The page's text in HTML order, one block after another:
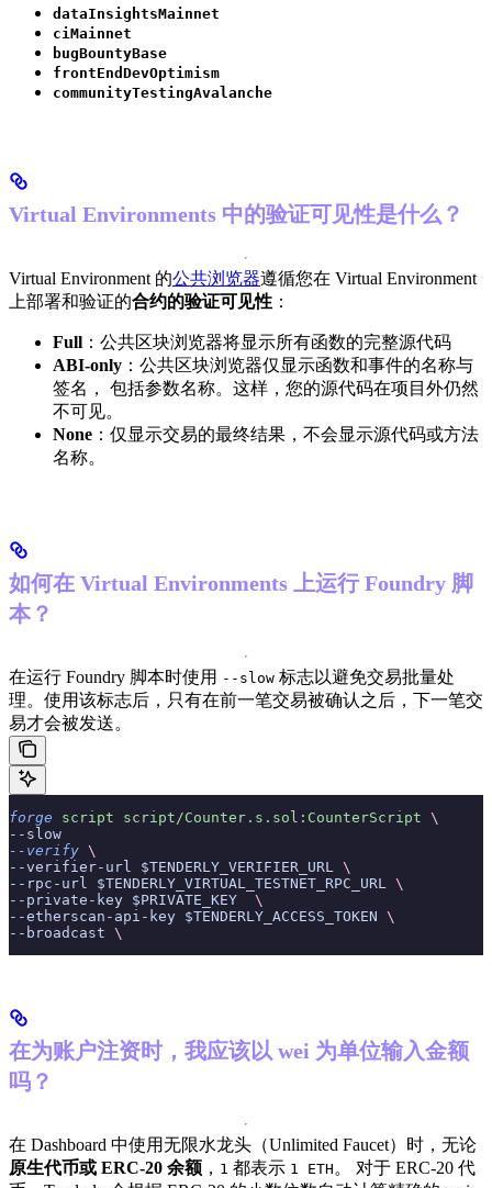
dataInsightsMainnet
ciMainnet
bugBountyBase
frontEndDevOptimism
communityTestingAvalanche
Virtual Environments 中的验证可见性是什么？
Virtual Environment 的公共浏览器遵循您在 Virtual Environment
上部署和验证的合约的验证可见性 ：
Full ：公共区块浏览器将显示所有函数的完整源代码
ABI-only ：公共区块浏览器仅显示函数和事件的名称与
签名， 包括参数名称。这样，您的源代码在项目外仍然
不可见。
None ：仅显示交易的最终结果，不会显示源代码或方法
名称。
如何在 Virtual Environments 上运行 Foundry 脚
本？
在运行 Foundry 脚本时使用 --slow 标志以避免交易批量处
理。使用该标志后，只有在前一笔交易被确认之后，下一笔交
易才会被发送。
forge script script/Counter.s.sol:CounterScript \
--slow
--verify \
--verifier-url $TENDERLY_VERIFIER_URL \
--rpc-url $TENDERLY_VIRTUAL_TESTNET_RPC_URL \
--private-key $PRIVATE_KEY \
--etherscan-api-key $TENDERLY_ACCESS_TOKEN \
--broadcast \
在为账户注资时，我应该以 wei 为单位输入金额
吗？
在 Dashboard 中使用无限水龙头（Unlimited Faucet）时，无论
原生代币或 ERC-20 余额 ， 1 都表示 1 ETH 。 对于 ERC-20 代